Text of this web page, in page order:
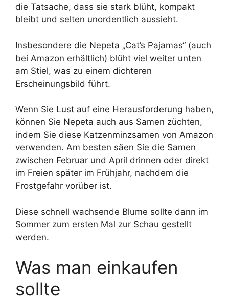
die Tatsache, dass sie stark blüht, kompakt
bleibt und selten unordentlich aussieht.
Insbesondere die Nepeta „Cat’s Pajamas“ (auch
bei Amazon erhältlich) blüht viel weiter unten
am Stiel, was zu einem dichteren
Erscheinungsbild führt.
Wenn Sie Lust auf eine Herausforderung haben,
können Sie Nepeta auch aus Samen züchten,
indem Sie diese Katzenminzsamen von Amazon
verwenden. Am besten säen Sie die Samen
zwischen Februar und April drinnen oder direkt
im Freien später im Frühjahr, nachdem die
Frostgefahr vorüber ist.
Diese schnell wachsende Blume sollte dann im
Sommer zum ersten Mal zur Schau gestellt
werden.
Was man einkaufen
sollte